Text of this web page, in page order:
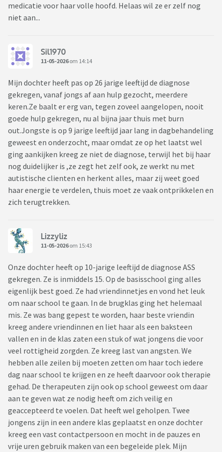
medicatie voor haar volle hoofd. Helaas wil ze er zelf nog
niet aan...
Sil1970
11-05-2026om 14:14
Mijn dochter heeft pas op 26 jarige leeftijd de diagnose
gekregen, vanaf jongs af aan hulp gezocht, meerdere
keren.Ze baalt er erg van, tegen zoveel aangelopen, nooit
goede hulp gekregen, nu al bijna jaar thuis met burn
out.Jongste is op 9 jarige leeftijd jaar lang in dagbehandeling
geweest en onderzocht, maar omdat ze op het laatst wel
ging aankijken kreeg ze niet de diagnose, terwijl het bij haar
nog duidelijker is ,ze zegt het zelf ook, ze werkt nu met
autistische clienten en herkent alles, maar zij weet goed
haar energie te verdelen, thuis moet ze vaak ontprikkelen en
zich terugtrekken.
Lizzyliz
11-05-2026om 15:43
Onze dochter heeft op 10-jarige leeftijd de diagnose ASS
gekregen. Ze is inmiddels 15. Op de basisschool ging alles
eigenlijk best goed. Ze had vriendinnetjes en vond het leuk
om naar school te gaan. In de brugklas ging het helemaal
mis. Ze was bang gepest te worden, haar beste vriendin
kreeg andere vriendinnen en liet haar als een baksteen
vallen en in de klas zaten een stuk of wat jongens die voor
veel rottigheid zorgden. Ze kreeg last van angsten. We
hebben alle zeilen bij moeten zetten om haar toch iedere
dag naar school te krijgen en ze heeft daarvoor ook therapie
gehad. De therapeuten zijn ook op school geweest om daar
aan te geven wat ze nodig heeft om zich veilig en
geaccepteerd te voelen. Dat heeft wel geholpen. Twee
jongens zijn in een andere klas geplaatst en onze dochter
kreeg een vast contactpersoon en mocht in de pauzes en
vrije uren gebruik maken van een begeleide plek. Mijn